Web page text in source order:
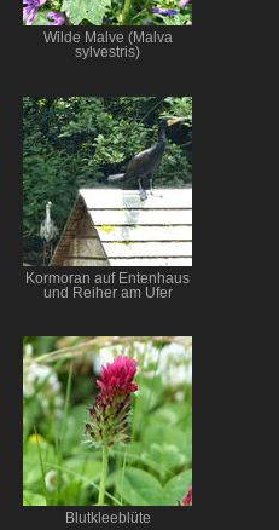
Wilde Malve (Malva
sylvestris)
Kormoran auf Entenhaus
und Reiher am Ufer
Blutkleeblüte